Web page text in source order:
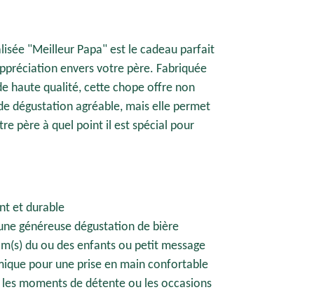
"Meilleur Papa" est le cadeau parfait
envers votre père. Fabriquée
haute qualité, cette chope offre non
dégustation agréable, mais elle permet
père à quel point il est spécial pour
et durable
généreuse dégustation de bière
du ou des enfants ou petit message
pour une prise en main confortable
moments de détente ou les occasions